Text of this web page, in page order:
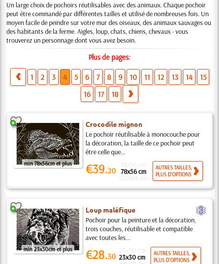
Un large choix de pochoirs réutilisables avec des animaux. Chaque pochoir
peut être commandé par différentes tailles et utilisé de nombreuses fois. Un
moyen facile de peindre sur votre mur des oiseaux, des animaux sauvages ou
des habitants de la ferme. Aigles, loup, chats, chiens, chevaux - vous
trouverez un personnage dont vous avez besoin.
Plus de pages:
1 2 3 4 5 6 7 8 9 10 11 12 13 14
15
16
17 18
min 78x56cm et plus
Crocodile mignon
Le pochoir réutilisable à monocouche pour
la décoration, la taille de ce pochoir peut
être celle que...
€39.20 78x56 cm
AUTRES TAILLES,
PLUS D'OPTIONS
min 23x30cm et plus
Loup maléfique c
Pochoir pour la peinture et la décoration,
trois couches, réutilisable et compatible
avec toutes les...
€28.30 23x30 cm
AUTRES TAILLES,
PLUS D'OPTIONS